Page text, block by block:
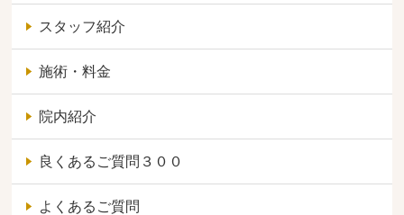
スタッフ紹介
施術・料金
院内紹介
良くあるご質問３００
よくあるご質問